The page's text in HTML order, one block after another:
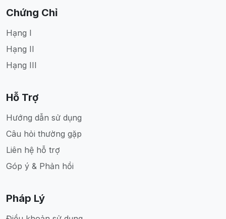
Chứng Chỉ
Hạng I
Hạng II
Hạng III
Hỗ Trợ
Hướng dẫn sử dụng
Câu hỏi thường gặp
Liên hệ hỗ trợ
Góp ý & Phản hồi
Pháp Lý